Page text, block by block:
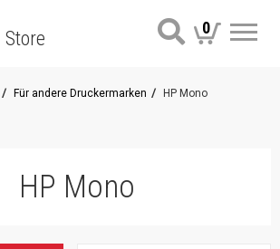
Store 0
Für andere Druckermarken HP Mono
HP Mono